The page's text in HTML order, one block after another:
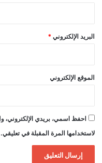
البريد الإلكتروني *
الموقع الإلكتروني
احفظ اسمي، بريدي الإلكتروني،
لاستخدامها المرة المقبلة في تعليقي.